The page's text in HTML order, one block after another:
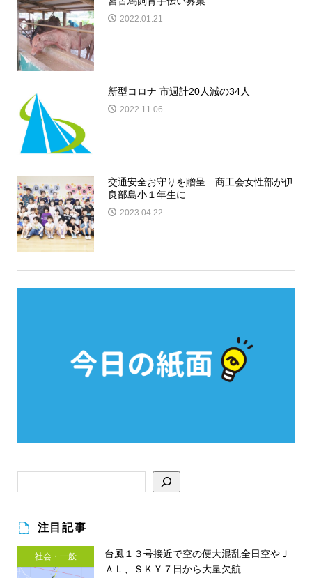
2022.01.21
新型コロナ 市週計20人減の34人
2022.11.06
交通安全お守りを贈呈 商工会女性部が伊
良部島小１年生に
2023.04.22
注目記事
社会・一般
台風１３号接近で空の便大混乱全日空やＪ
ＡＬ、ＳＫＹ７日から大量欠航 ...